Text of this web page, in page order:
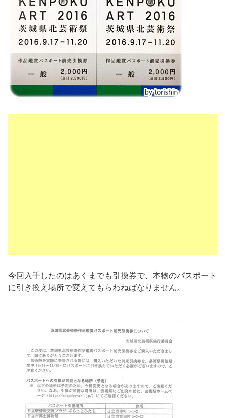
今回入手したのはあくまでも引換券で、本物のパスポート
に引き換え場所で変えてもらわねばなりません。